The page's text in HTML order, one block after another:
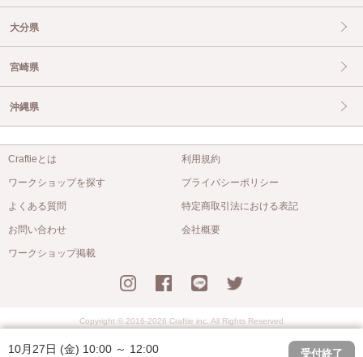
10月27日 (金) 10:00 ～ 12:00 受付終了
大分県
宮崎県
沖縄県
Craftieとは
ワークショップを探す
よくある質問
お問い合わせ
ワークショップ掲載
利用規約
プライバシーポリシー
特定商取引法における表記
会社概要
Copyright © 2016-2026 Craftie inc. All Rights Reserved